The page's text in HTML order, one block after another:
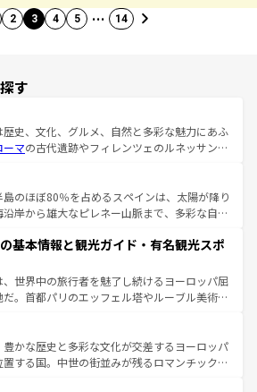
2 3 4 5 … 14
す
歴史、文化、グルメ、自然と多彩な魅力にあふ
ーマの古代遺跡やフィレンツェのルネッサンス
カーナの美しい田園風景やアマルフィ海岸の絶
然景観も見逃せない。観光の合間には、本場の
など、絶品のイタリア料理を堪能することも
イタリアで、忘れられない旅をしてみよう！
イタリア情報は
島のほぼ80％を占めるスペインは、太陽が降り
岸から雄大なピレネー山脈まで、多彩な自然
この国では、情熱的なフラメンコ、熱気あふ
そして美味しいタパスが生活の一部となってい
ドリードの洗練された雰囲気や、バルセロナの
た街角から、地方では古代ローマ遺跡や中世
によって風土や気候が異なるスペインはその個
性で訪れる人を魅了する。 なお、新着のスペイン情報は コ
覧を参照してほしい。
基本情報と観光ガイド・有名観光スポ
、世界中の旅行者を魅了し続けるヨーロッパ屈
。首都パリのエッフェル塔やルーブル美術館
魅力が詰まっている。華麗な宮殿、歴史的な大
いビーチ、そして豊かな自然が、訪れる者を心
る。また、フランスは美食の国としても知ら
豊かな歴史と多彩な文化が交差するヨーロッパ
置する国。中世の街並みが残るロマンチック街